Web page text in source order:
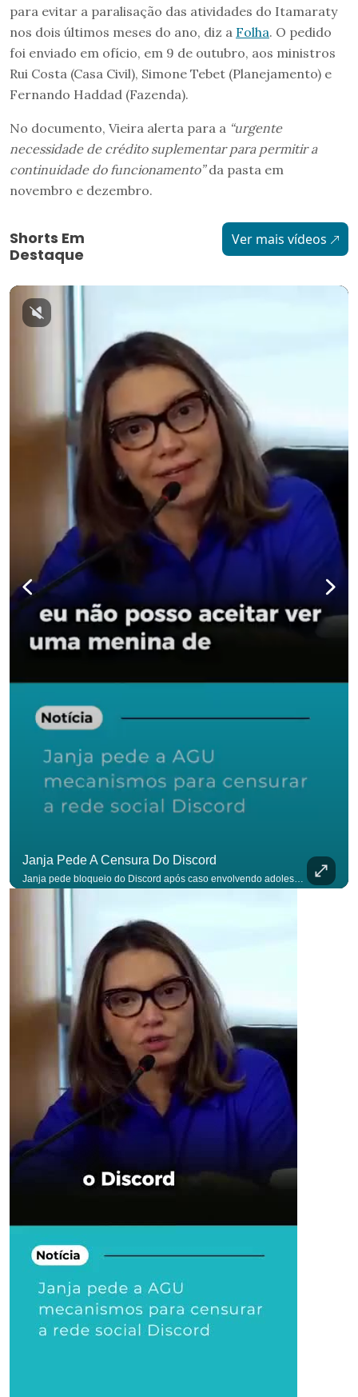
para evitar a paralisação das atividades do Itamaraty
nos dois últimos meses do ano, diz a Folha. O pedido
foi enviado em ofício, em 9 de outubro, aos ministros
Rui Costa (Casa Civil), Simone Tebet (Planejamento) e
Fernando Haddad (Fazenda).
No documento, Vieira alerta para a “urgente
necessidade de crédito suplementar para permitir a
continuidade do funcionamento”da pasta em
novembro e dezembro.
Shorts Em
Destaque
Ver mais vídeos
Janja Pede A Censura Do Discord
Janja pede bloqueio do Discord após caso envolvendo adolescente: “Precisamos tirar do ar”. #OAntagonista Se você busca informação com credibilidade, inscreva-se agora e ative o